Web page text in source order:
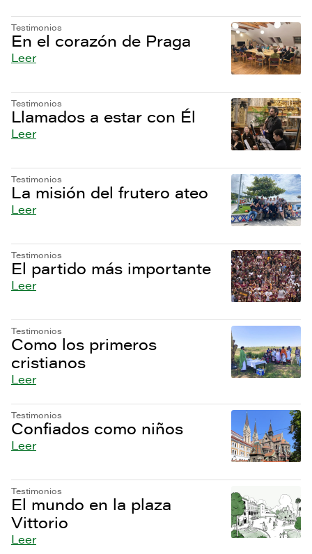
Testimonios
En el corazón de Praga
Leer
Testimonios
Llamados a estar con Él
Leer
Testimonios
La misión del frutero ateo
Leer
Testimonios
El partido más importante
Leer
Testimonios
Como los primeros
cristianos
Leer
Testimonios
Confiados como niños
Leer
Testimonios
El mundo en la plaza
Vittorio
Leer